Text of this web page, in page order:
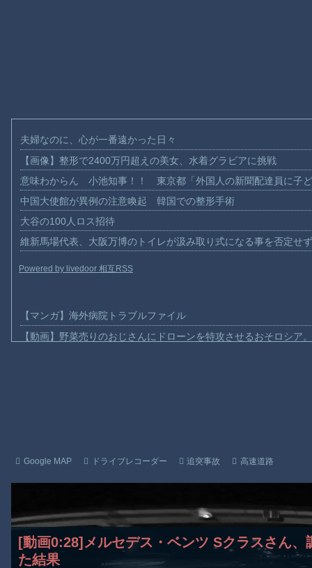
夫婦なのに、心が一番遠かった日々
【画像】整形で2400万円超えの美女、水着グラビアに挑戦
意味わからん 小池知事！！ 東京都「外国人の新聞配達員に子
中国大使館が異例の注意喚起 韓国での整形手術
大谷の100人ロス招待
維新馬場代表、大阪万博のトイレが汲み取り式になる事を否定せ
Powered by livedoor 相互RSS
【マンガ】海外病院トラブルファイル
【動画】野菜売りのおじさんにドローンを特攻させるおそロシア
【動画】新型のさすまた、限界突破ｗｗｗｗｗｗ
ヒロインが死ぬアニメって四月は君の嘘くらいしかないような
Powered by livedoor 相互RSS
Google MAP ドライブレコーダー 追突事故 高速道路
[動画0:28]メルセデス・ベンツ Sクラスさん
た結果